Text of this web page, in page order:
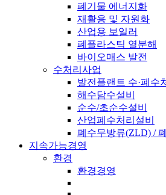
폐기물 에너지화
재활용 및 자원화
산업용 보일러
폐플라스틱 열분해
바이오매스 발전
수처리사업
발전플랜트 수·폐수
해수담수설비
순수/초순수설비
산업폐수처리설비
폐수무방류(ZLD) /
지속가능경영
환경
환경경영